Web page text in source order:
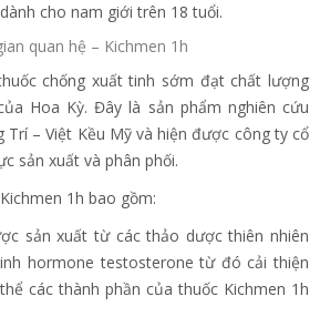
cho nam giới trên 18 tuổi.
quan hệ – Kichmen 1h
chống xuất tinh sớm đạt chất lượng
Hoa Kỳ. Đây là sản phẩm nghiên cứu
Trí – Việt Kều Mỹ và hiện được công ty cổ
sản xuất và phân phối.
1h bao gồm:
sản xuất từ các thảo dược thiên nhiên
hormone testosterone từ đó cải thiện
các thành phần của thuốc Kichmen 1h